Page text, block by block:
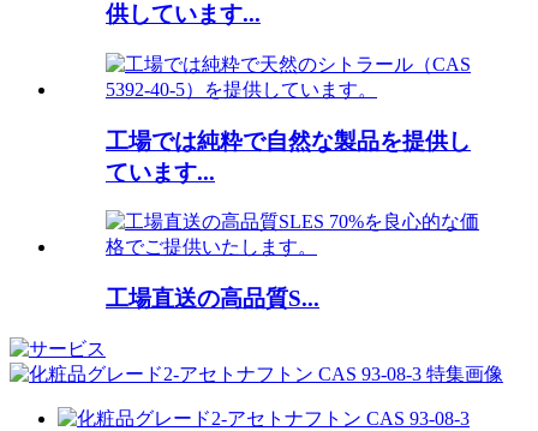
供しています...
工場では純粋で自然な製品を提供し
ています...
工場直送の高品質S...